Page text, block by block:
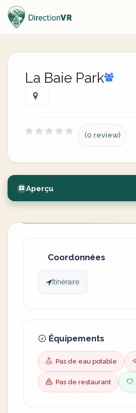
La Baie Park
(0 review)
Aperçu
Coordonnées
Itinéraire
Équipements
Pas de eau potable
Pas de restaurant